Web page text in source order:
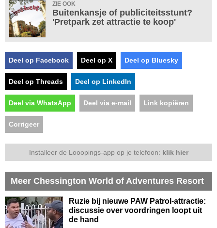
ZIE OOK
Buitenkansje of publiciteitsstunt?
'Pretpark zet attractie te koop'
Deel op Facebook Deel op X Deel op Bluesky
Deel op Threads Deel op LinkedIn
Deel via WhatsApp Deel via e-mail Link kopiëren
Corrigeer
Installeer de Looopings-app op je telefoon: klik hier
Meer Chessington World of Adventures Resort
Ruzie bij nieuwe PAW Patrol-attractie:
discussie over voordringen loopt uit
de hand